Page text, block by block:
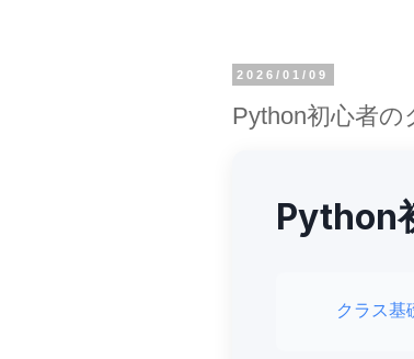
2026/01/09
Python初心者の
Python
クラス基